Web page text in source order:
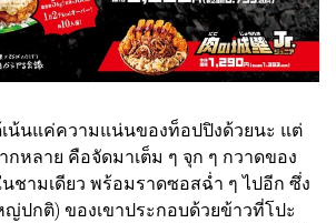
น้นแค่ความแน่นของท็อปปิงด้วยนะ แต่
กหลาย คือจัดมาเต็ม ๆ จุก ๆ กวาดของ
ชามเดียว พร้อมราดซอสฉ่ำ ๆ ไปอีก ซึ่ง
ปกติ) ของเขาประกอบด้วยข้าวที่โปะ